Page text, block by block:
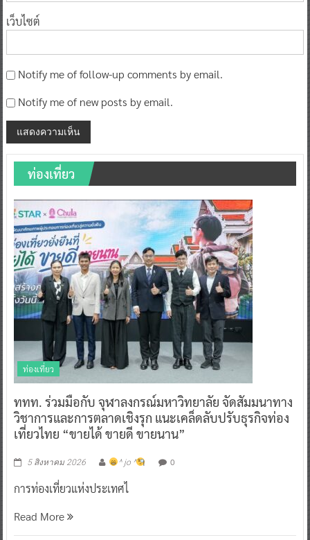
เว็บไซต์
Notify me of follow-up comments by email.
Notify me of new posts by email.
ท่องเที่ยว
ท่องเที่ยว
ททท. ร่วมมือกับ จุฬาลงกรณ์มหาวิทยาลัย จัดสัมมนาทาง
วิชาการและการตลาดเชิงรุก แนะเคล็ดลับปรับธุรกิจท่อง
เที่ยวไทย “ขายได้ ขายดี ขายนาน”
5 สิงหาคม 2026 ^ jo ^ 0
การท่องเที่ยวแห่งประเทศไ
Read More